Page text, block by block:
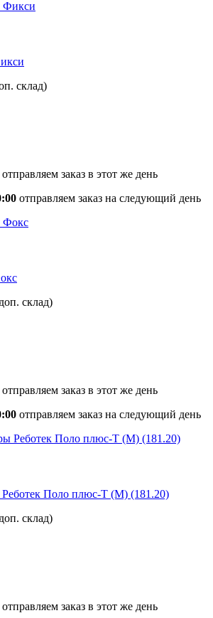
склад)
отправляем заказ в этот же день
отправляем заказ на следующий день
склад)
отправляем заказ в этот же день
отправляем заказ на следующий день
Поло плюс-Т (M) (181.20)
склад)
отправляем заказ в этот же день